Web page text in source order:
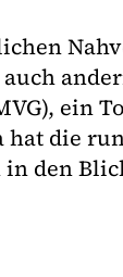
ein
hat die
den